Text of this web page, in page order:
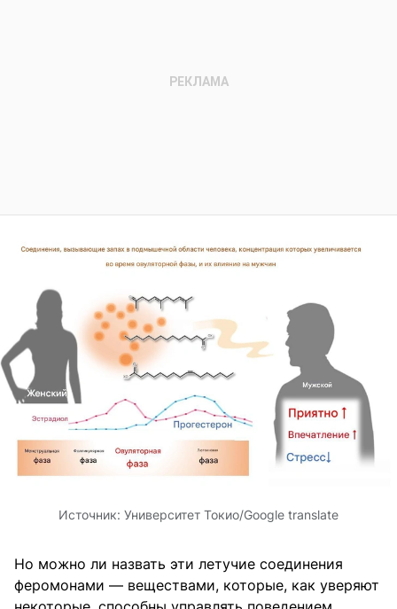
Источник: Университет Токио/Google translate
Но можно ли назвать эти летучие соединения
феромонами — веществами, которые, как уверяют